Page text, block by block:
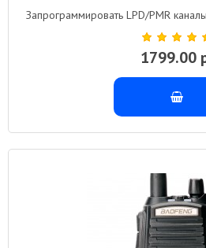
Запрограммировать LPD/PMR
1799.00